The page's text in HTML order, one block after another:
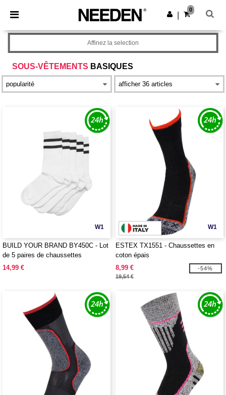
× Appli Needen
Meilleurs prix sur l’app !
Obtenir l'appli
0
SOUS-VÊTEMENTS BASIQUES
Affinez la selection
W1
BUILD YOUR BRAND BY450C - Lot
de 5 paires de chaussettes
14,99 €
W1
ESTEX TX1551 - Chaussettes en
coton épais
8,99 €
19,54 €
-54%